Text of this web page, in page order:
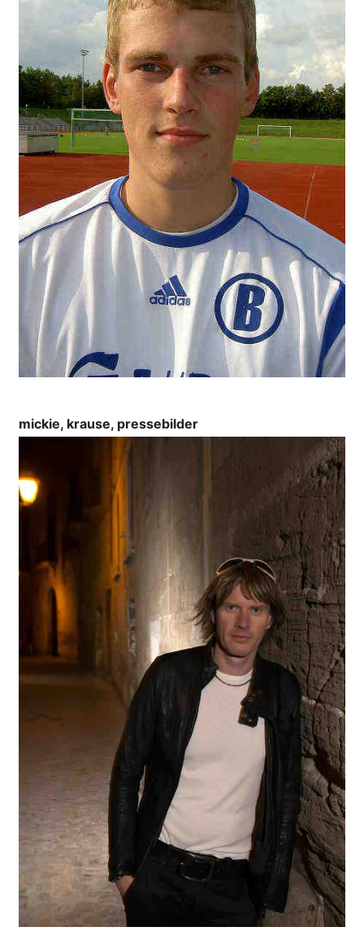
mickie, krause, pressebilder